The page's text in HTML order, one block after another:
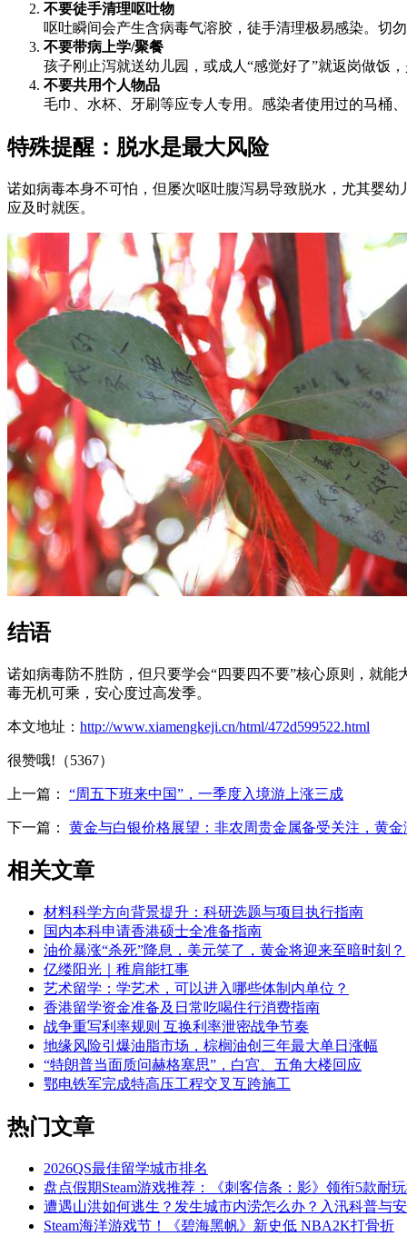
不要徒手清理呕吐物
呕吐瞬间会产生含病毒气溶胶，徒手清理极易感染。切
不要带病上学/聚餐
孩子刚止泻就送幼儿园，或成人“感觉好了”就返岗做饭
不要共用个人物品
毛巾、水杯、牙刷等应专人专用。感染者使用过的马桶
特殊提醒：脱水是最大风险
诺如病毒本身不可怕，但屡次呕吐腹泻易导致脱水，尤其婴
应及时就医。
结语
诺如病毒防不胜防，但只要学会“四要四不要”核心原则，就
毒无机可乘，安心度过高发季。
本文地址： http://www.xiamengkeji.cn/html/472d599522.html
很赞哦!（5367）
上一篇： “周五下班来中国”，一季度入境游上涨三成
下一篇： 黄金与白银价格展望：非农周贵金属备受关注，黄
相关文章
材料科学方向背景提升：科研选题与项目执行指南
国内本科申请香港硕士全准备指南
油价暴涨“杀死”降息，美元笑了，黄金将迎来至暗时刻？
亿缕阳光｜稚肩能扛事
艺术留学：学艺术，可以进入哪些体制内单位？
香港留学资金准备及日常吃喝住行消费指南
战争重写利率规则 互换利率泄密战争节奏
地缘风险引爆油脂市场，棕榈油创三年最大单日涨幅
“特朗普当面质问赫格塞思”，白宫、五角大楼回应
鄂电铁军完成特高压工程交叉互跨施工
热门文章
2026QS最佳留学城市排名
盘点假期Steam游戏推荐：《刺客信条：影》领衔5款耐
遭遇山洪如何逃生？发生城市内涝怎么办？入汛科普与
Steam海洋游戏节！《碧海黑帆》新史低 NBA2K打骨折